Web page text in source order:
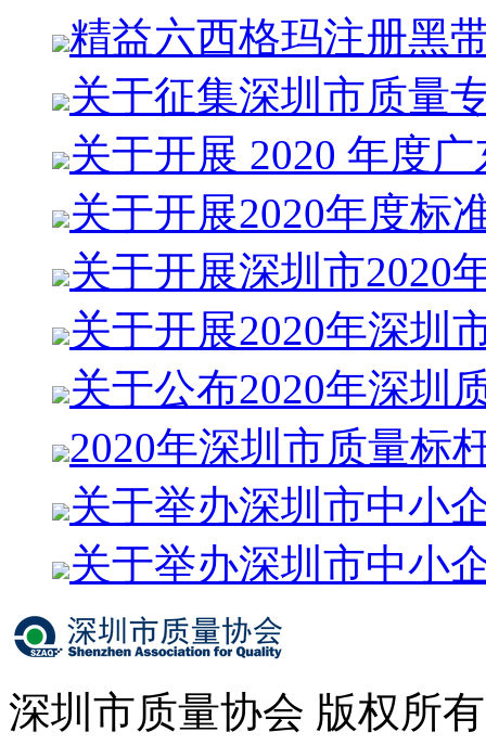
精益六西格玛注册黑
关于征集深圳市质量
关于开展 2020 年度
关于开展2020年度标
关于开展深圳市2020
关于开展2020年深圳
关于公布2020年深圳
2020年深圳市质量标
关于举办深圳市中小
关于举办深圳市中小
深圳市质量协会 版权所